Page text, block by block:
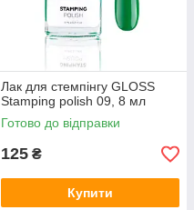
Лак для стемпінгу GLOSS
Stamping polish 09, 8 мл
Готово до відправки
125 ₴
Купити